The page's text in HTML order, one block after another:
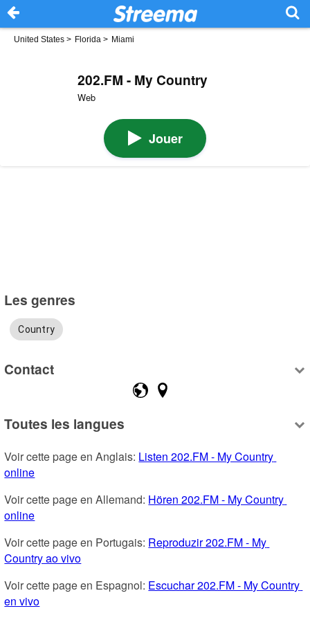
United States > Florida > Miami
202.FM - My Country
Web
Jouer
Les genres
Country
Contact
Toutes les langues
Voir cette page en Anglais: Listen 202.FM - My Country
online
Voir cette page en Allemand: Hören 202.FM - My Country
online
Voir cette page en Portugais: Reproduzir 202.FM - My
Country ao vivo
Voir cette page en Espagnol: Escuchar 202.FM - My Country
en vivo